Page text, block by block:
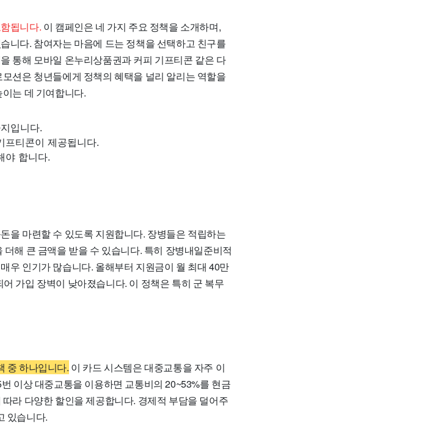
됩니다. 이 캠페인은 네 가지 주요 정책을 소개하며,
니다. 참여자는 마음에 드는 정책을 선택하고 친구를
통해 모바일 온누리상품권과 커피 기프티콘 같은 다
션은 청년들에게 정책의 혜택을 널리 알리는 역할을
는 데 기여합니다.
입니다.
프티콘이 제공됩니다.
야 합니다.
을 마련할 수 있도록 지원합니다. 장병들은 적립하는
해 큰 금액을 받을 수 있습니다. 특히 장병내일준비적
우 인기가 많습니다. 올해부터 지원금이 월 최대 40만
가입 장벽이 낮아졌습니다. 이 정책은 특히 군 복무
중 하나입니다. 이 카드 시스템은 대중교통을 자주 이
이상 대중교통을 이용하면 교통비의 20~53%를 현금
라 다양한 할인을 제공합니다. 경제적 부담을 덜어주
있습니다.